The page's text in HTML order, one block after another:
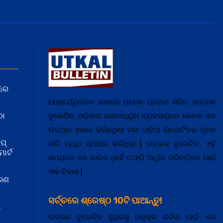
ଆଶ୍ଚର୍ଯ୍ଯ଼ଜନକ ଭାବରେ ଅନେକ ପ୍ରଥମ ସହିତ, ଉତ୍କଳ
ବୁଲେଟିନ, ଓଡ଼ିଶାର ଗଣମାଧ୍ଯ଼ମ ବ୍ଯ଼ବସାଯ଼ରେ କେବଳ ଏକ
ଉତ୍ଥାନ ହାସଲ କରିନଥିଲା ବରଂ ଓଡ଼ିଆ ରିପୋର୍ଟିଂରେ ନୂତନ
ନୀତି ମଧ୍ଯ଼ ସ୍ଥାପନ କରିଥିଲା | ଉତ୍କଳ ବୁଲେଟିନ, ଏହି
ସମଯ଼ରେ ଏକ କାଗଜ ନୁହେଁ ତଥାପି ଆର୍ଥିକ ପରିବର୍ତ୍ତନ ପାଇଁ
ଏକ ବିକାଶ |
ସର୍ଚ୍ଚରେ ଶ୍ରେଷ୍ଠ 10ଟି ପାଆନ୍ତୁ!
ଉତ୍କଳ ବୁଲେଟିନ ନ୍ଯ଼ୁଜକୁ ଅନୁକୂଳ କରିବା ପାଇଁ ଏକ